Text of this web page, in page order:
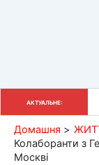
АКТУАЛЬНЕ:
Домашня
Колаборанти з
Москві